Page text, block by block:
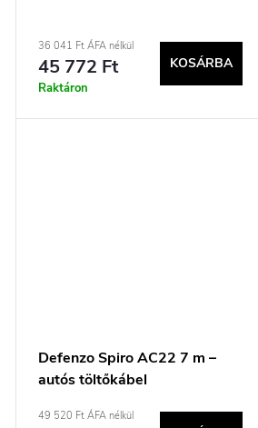
d
l
36 041 Ft ÁFA nélkül
45 772 Ft
Raktáron
KOSÁRBA
Defenzo Spiro AC22 7 m –
autós töltőkábel
49 520 Ft ÁFA nélkül